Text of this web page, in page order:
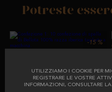
UTILIZZIAMO I COOKIE PER
REGISTRARE LE VOSTRE
INFORMAZIONI, CONSULTARE
Potreste
iberica tagliata a macchina.
-15 %